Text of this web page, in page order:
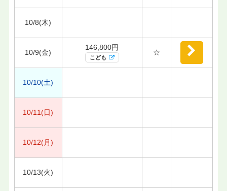
10/8(木)
10/9(金)
146,800円
こども
☆
10/10(土)
10/11(日)
10/12(月)
10/13(火)